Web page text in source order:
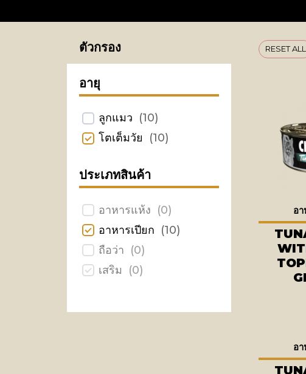
ตัวกรอง
อายุ
ลูกแมว (10)
โตเต็มวัย
(10)
ประเภทสินค้า
อาหารแห้ง (0)
อาหารเปียก (10)
ถือว่า (0)
เสริม
(0)
RESET ALL
อา
อา